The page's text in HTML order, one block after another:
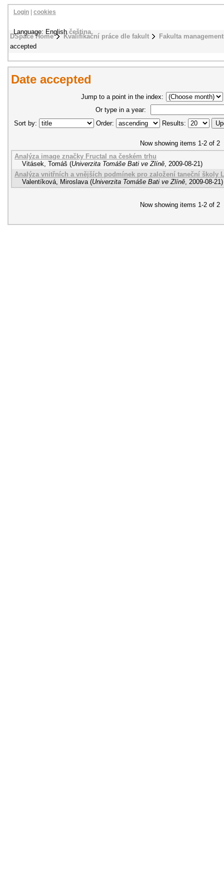
DSpace Home Kvalifikační práce dle fakult
Fakulta
accepted
Login cookies
Language: Englishčeština
Date accepted
Jump to a point in the index:
Or type in a year:
Sort by:
Order: Results:
Now showing items 1-2 of 2
Analýza image značky Fructal na českém trhu
Vitásek, Tomáš (Univerzita Tomáše Bati ve Zlíně, 2009-08-21)
Analýza vnitřních a vnějších podmínek pro založení taneční školy
Valentíková, Miroslava (Univerzita Tomáše Bati ve Zlíně, 2009-08-21)
Now showing items 1-2 of 2